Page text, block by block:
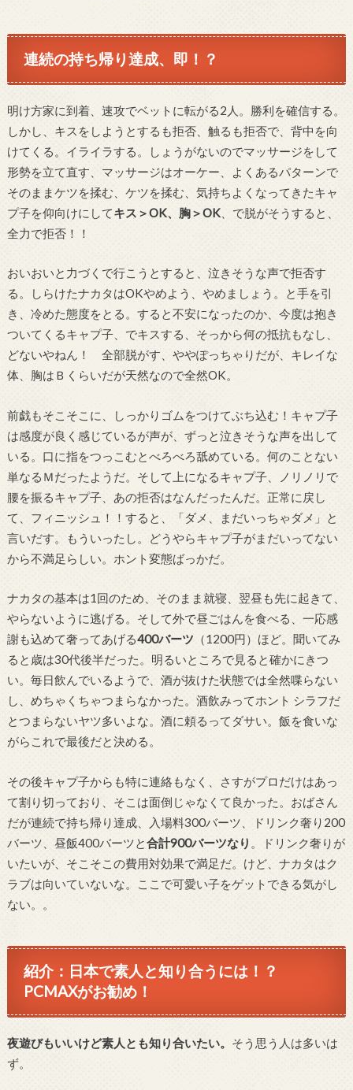
連続の持ち帰り達成、即！？
明け方家に到着、速攻でベットに転がる2人。勝利を確信する。
しかし、キスをしようとするも拒否、触るも拒否で、背中を向
けてくる。イライラする。しょうがないのでマッサージをして
形勢を立て直す、マッサージはオーケー、よくあるパターンで
そのままケツを揉む、ケツを揉む、気持ちよくなってきたキャ
プ子を仰向けにしてキス＞OK、胸＞OK、で脱がそうすると、
全力で拒否！！
おいおいと力づくで行こうとすると、泣きそうな声で拒否す
る。しらけたナカタはOKやめよう、やめましょう。と手を引
き、冷めた態度をとる。すると不安になったのか、今度は抱き
ついてくるキャプ子、でキスする、そっから何の抵抗もなし、
どないやねん！ 全部脱がす、ややぽっちゃりだが、キレイな
体、胸はＢくらいだが天然なので全然OK。
前戯もそこそこに、しっかりゴムをつけてぶち込む！キャプ子
は感度が良く感じているが声が、ずっと泣きそうな声を出して
いる。口に指をつっこむとべろべろ舐めている。何のことない
単なるＭだったようだ。そして上になるキャプ子、ノリノリで
腰を振るキャプ子、あの拒否はなんだったんだ。正常に戻し
て、フィニッシュ！！すると、「ダメ、まだいっちゃダメ」と
言いだす。もういったし。どうやらキャプ子がまだいってない
から不満足らしい。ホント変態ばっかだ。
ナカタの基本は1回のため、そのまま就寝、翌昼も先に起きて、
やらないように逃げる。そして外で昼ごはんを食べる、一応感
謝も込めて奢ってあげる400バーツ （1200円）ほど。聞いてみ
ると歳は30代後半だった。明るいところで見ると確かにきつ
い。毎日飲んでいるようで、酒が抜けた状態では全然喋らない
し、めちゃくちゃつまらなかった。酒飲みってホント シラフだ
とつまらないヤツ多いよな。酒に頼るってダサい。飯を食いな
がらこれで最後だと決める。
その後キャプ子からも特に連絡もなく、さすがプロだけはあっ
て割り切っており、そこは面倒じゃなくて良かった。おばさん
だが連続で持ち帰り達成、入場料300バーツ、ドリンク奢り200
バーツ、昼飯400バーツと合計900バーツなり 。ドリンク奢りが
いたいが、そこそこの費用対効果で満足だ。けど、ナカタはク
ラブは向いていないな。ここで可愛い子をゲットできる気がし
ない。。
紹介：日本で素人と知り合うには！？
PCMAXがお勧め！
夜遊びもいいけど素人とも知り合いたい。 そう思う人は多いは
ず。